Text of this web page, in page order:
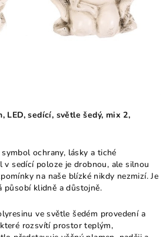
LED, sedící, světle šedý, mix 2,
ochrany, lásky a tiché
v sedící poloze je drobnou, ale silnou
na naše blízké nikdy nezmizí. Je
působí klidně a důstojně.
ve světle šedém provedení a
rozsvítí prostor teplým,